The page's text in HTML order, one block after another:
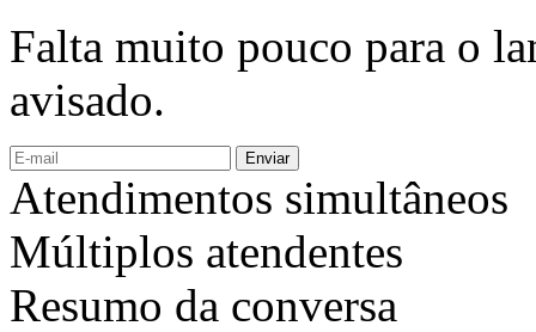
Falta muito pouco para o
avisado.
Enviar
Atendimentos simultâneos
Múltiplos atendentes
Resumo da conversa